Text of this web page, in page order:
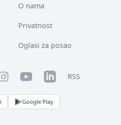
O nama
Privatnost
Oglasi za posao
YouTubeLinkedInRSS
Google Play